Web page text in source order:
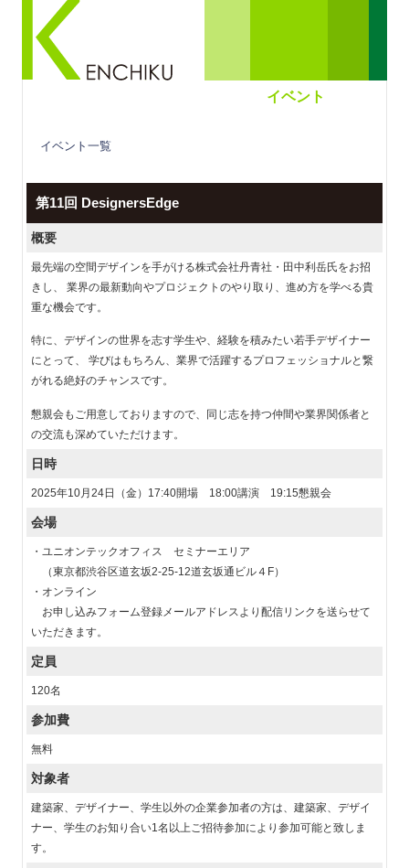
イベント
イベント一覧
第11回 DesignersEdge
概要
最先端の空間デザインを手がける株式会社丹青社・田中利岳氏をお招
きし、 業界の最新動向やプロジェクトのやり取り、進め方を学べる貴
重な機会です。
特に、デザインの世界を志す学生や、経験を積みたい若手デザイナー
にとって、 学びはもちろん、業界で活躍するプロフェッショナルと繋
がれる絶好のチャンスです。
懇親会もご用意しておりますので、同じ志を持つ仲間や業界関係者と
の交流も深めていただけます。
日時
2025年10月24日（金）17:40開場 18:00講演 19:15懇親会
会場
・ユニオンテックオフィス セミナーエリア
（東京都渋谷区道玄坂2-25-12道玄坂通ビル４F）
・オンライン
お申し込みフォーム登録メールアドレスより配信リンクを送らせて
いただきます。
定員
120名
参加費
無料
対象者
建築家、デザイナー、学生以外の企業参加者の方は、建築家、デザイ
ナー、学生のお知り合い1名以上ご招待参加により参加可能と致しま
す。